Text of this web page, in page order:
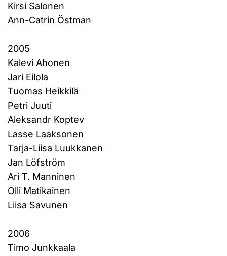
Kirsi Salonen
Ann-Catrin Östman
2005
Kalevi Ahonen
Jari Eilola
Tuomas Heikkilä
Petri Juuti
Aleksandr Koptev
Lasse Laaksonen
Tarja-Liisa Luukkanen
Jan Löfström
Ari T. Manninen
Olli Matikainen
Liisa Savunen
2006
Timo Junkkaala